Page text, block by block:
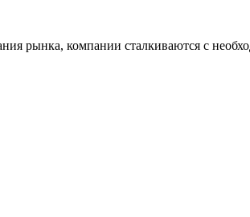
рынка, компании сталкиваются с